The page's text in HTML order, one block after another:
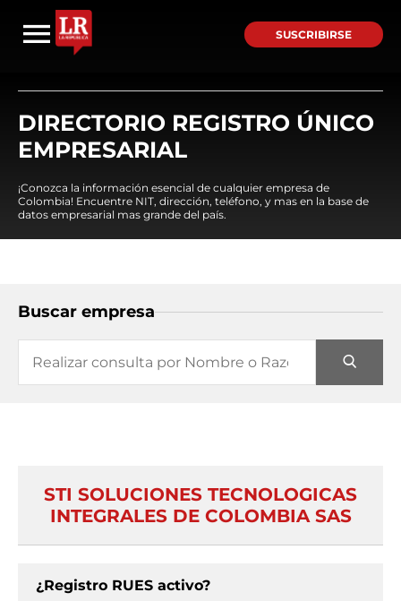
SUSCRIBIRSE
DIRECTORIO REGISTRO ÚNICO
EMPRESARIAL
¡Conozca la información esencial de cualquier empresa de
Colombia! Encuentre NIT, dirección, teléfono, y mas en la base de
datos empresarial mas grande del país.
Buscar empresa
STI SOLUCIONES TECNOLOGICAS
INTEGRALES DE COLOMBIA SAS
¿Registro RUES activo?